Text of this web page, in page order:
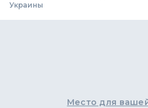
Украины
Место для